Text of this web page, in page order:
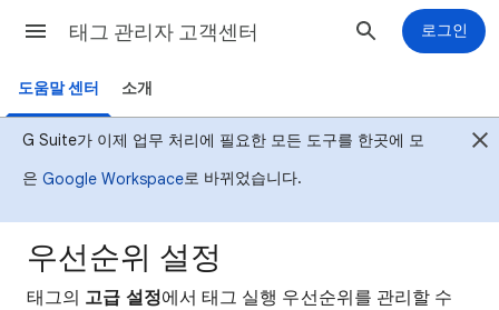
태그 관리자 고객센터 로그인
도움말 센터 소개
G Suite가 이제 업무 처리에 필요한 모든 도구를 한곳에 모
은 Google Workspace로 바뀌었습니다.
우선순위 설정
태그의 고급 설정에서 태그 실행 우선순위를 관리할 수